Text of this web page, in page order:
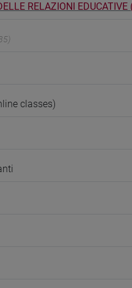
RELAZIONI EDUCATIVE
classes)